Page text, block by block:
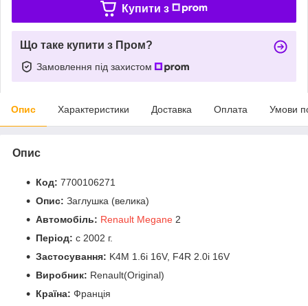
Купити з
Що таке купити з Пром?
Замовлення під захистом
Опис Характеристики Доставка Оплата Умови
Опис
Код: 7700106271
Опис: Заглушка (велика)
Автомобіль: Renault Megane 2
Період: c 2002 г.
Застосування: K4M 1.6i 16V, F4R 2.0i 16V
Виробник: Renault(Original)
Країна: Франція